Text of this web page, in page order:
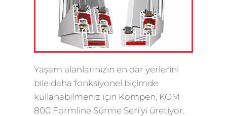
Yaşam alanlarınızın en dar yerlerini
bile daha fonksiyonel biçimde
kullanabilmeniz için Kompen, KOM
800 Formline Sürme Seri’yi üretiyor.